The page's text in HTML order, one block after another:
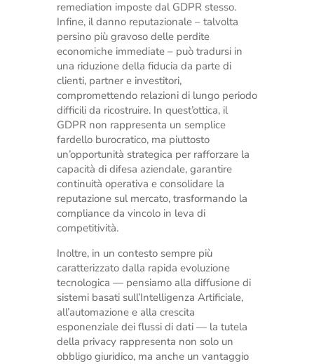
remediation imposte dal GDPR stesso.
Infine, il danno reputazionale – talvolta
persino più gravoso delle perdite
economiche immediate – può tradursi in
una riduzione della fiducia da parte di
clienti, partner e investitori,
compromettendo relazioni di lungo periodo
difficili da ricostruire. In quest’ottica, il
GDPR non rappresenta un semplice
fardello burocratico, ma piuttosto
un’opportunità strategica per rafforzare la
capacità di difesa aziendale, garantire
continuità operativa e consolidare la
reputazione sul mercato, trasformando la
compliance da vincolo in leva di
competitività.
Inoltre, in un contesto sempre più
caratterizzato dalla rapida evoluzione
tecnologica — pensiamo alla diffusione di
sistemi basati sull’Intelligenza Artificiale,
all’automazione e alla crescita
esponenziale dei flussi di dati — la tutela
della privacy rappresenta non solo un
obbligo giuridico, ma anche un vantaggio